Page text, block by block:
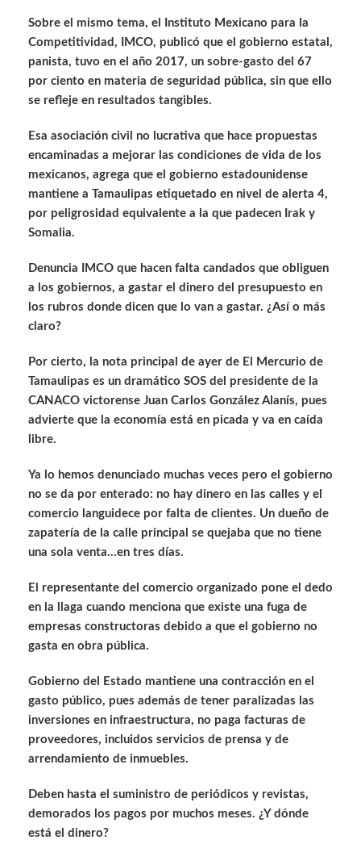
Sobre el mismo tema, el Instituto Mexicano para la
Competitividad, IMCO, publicó que el gobierno estatal,
panista, tuvo en el año 2017, un sobre-gasto del 67
por ciento en materia de seguridad pública, sin que ello
se refleje en resultados tangibles.
Esa asociación civil no lucrativa que hace propuestas
encaminadas a mejorar las condiciones de vida de los
mexicanos, agrega que el gobierno estadounidense
mantiene a Tamaulipas etiquetado en nivel de alerta 4,
por peligrosidad equivalente a la que padecen Irak y
Somalia.
Denuncia IMCO que hacen falta candados que obliguen
a los gobiernos, a gastar el dinero del presupuesto en
los rubros donde dicen que lo van a gastar. ¿Así o más
claro?
Por cierto, la nota principal de ayer de El Mercurio de
Tamaulipas es un dramático SOS del presidente de la
CANACO victorense Juan Carlos González Alanís, pues
advierte que la economía está en picada y va en caída
libre.
Ya lo hemos denunciado muchas veces pero el gobierno
no se da por enterado: no hay dinero en las calles y el
comercio languidece por falta de clientes. Un dueño de
zapatería de la calle principal se quejaba que no tiene
una sola venta…en tres días.
El representante del comercio organizado pone el dedo
en la llaga cuando menciona que existe una fuga de
empresas constructoras debido a que el gobierno no
gasta en obra pública.
Gobierno del Estado mantiene una contracción en el
gasto público, pues además de tener paralizadas las
inversiones en infraestructura, no paga facturas de
proveedores, incluidos servicios de prensa y de
arrendamiento de inmuebles.
Deben hasta el suministro de periódicos y revistas,
demorados los pagos por muchos meses. ¿Y dónde
está el dinero?